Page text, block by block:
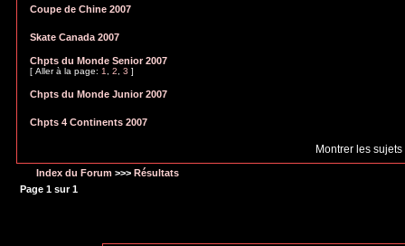
Coupe de Chine 2007
Skate Canada 2007
Chpts du Monde Senior 2007
[ Aller à la page: 1 2 3 ]
Chpts du Monde Junior 2007
Chpts 4 Continents 2007
Montrer les
Index du Forum >>> Résultats
Page 1 sur1